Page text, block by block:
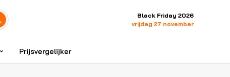
Black Friday 2026
vrijdag 27 november
Prijsvergelijker